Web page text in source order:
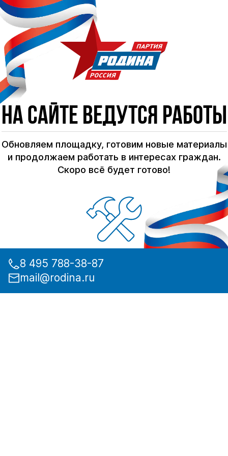
На сайте ведутся работы
Обновляем площадку, готовим новые материалы
и продолжаем работать в интересах граждан.
Скоро всё будет готово!
8 495 788-38-87
mail@rodina.ru